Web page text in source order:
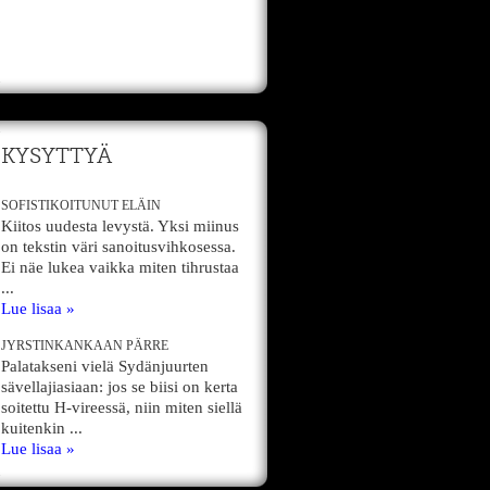
KYSYTTYÄ
SOFISTIKOITUNUT ELÄIN
Kiitos uudesta levystä. Yksi miinus
on tekstin väri sanoitusvihkosessa.
Ei näe lukea vaikka miten tihrustaa
...
Lue lisaa »
JYRSTINKANKAAN PÄRRE
Palatakseni vielä Sydänjuurten
sävellajiasiaan: jos se biisi on kerta
soitettu H-vireessä, niin miten siellä
kuitenkin ...
Lue lisaa »